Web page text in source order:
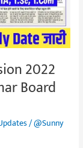
2022
Board
/@Sunny